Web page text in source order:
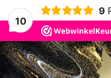
10
9